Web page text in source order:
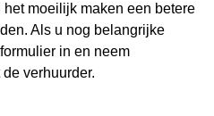
moeilijk maken een betere
Als u nog belangrijke
in en neem
verhuurder.